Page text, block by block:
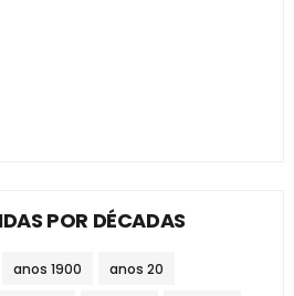
POR DÉCADAS
anos 1900 anos 20